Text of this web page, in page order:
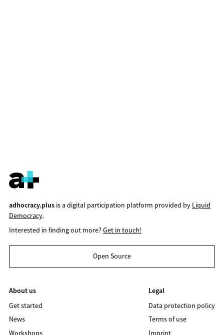
adhocracy.plusis a digital participation platform provided by Liquid
Democracy.
Interested in finding out more?Get in touch!
Open Source
About us
Get started
News
Workshops
Legal
Data protection policy
Terms of use
Imprint